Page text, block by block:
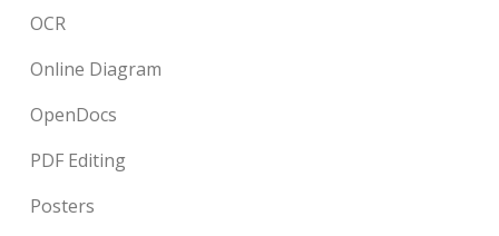
OCR
Online Diagram
OpenDocs
PDF Editing
Posters